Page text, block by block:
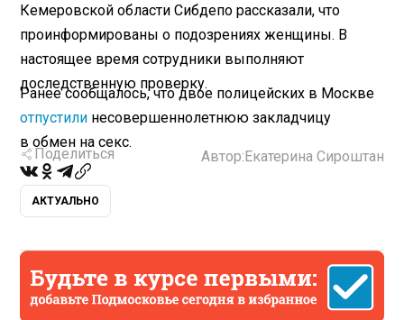
Кемеровской области Сибдепо рассказали, что
проинформированы о подозрениях женщины. В
настоящее время сотрудники выполняют
доследственную проверку.
Ранее сообщалось, что двое полицейских в Москве
отпустили несовершеннолетнюю закладчицу
в обмен на секс.
Поделиться Автор: Екатерина Сироштан
АКТУАЛЬНО